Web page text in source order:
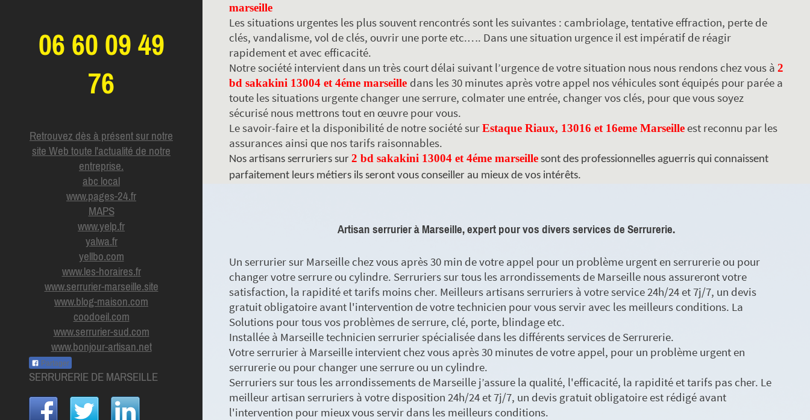
marseille
Les situations urgentes les plus souvent rencontrés sont les suivantes : cambriolage, tentative effraction, perte de
clés, vandalisme, vol de clés, ouvrir une porte etc.…. Dans une situation urgence il est impératif de réagir
rapidement et avec efficacité.
Notre société intervient dans un très court délai suivant l’urgence de votre situation nous nous rendons chez vous à 2
bd sakakini 13004 et 4éme marseille dans les 30 minutes après votre appel nos véhicules sont équipés pour parée a
toute les situations urgente changer une serrure, colmater une entrée, changer vos clés, pour que vous soyez
sécurisé nous mettrons tout en œuvre pour vous.
Le savoir-faire et la disponibilité de notre société surEstaque Riaux, 13016 et 16eme Marseille est reconnu par les
assurances ainsi que nos tarifs raisonnables.
Nos artisans serruriers sur 2 bd sakakini 13004 et 4éme marseille sont des professionnelles aguerris qui connaissent
parfaitement leurs métiers ils seront vous conseiller au mieux de vos intérêts.
Artisan serrurier à Marseille, expert pour vos divers services de Serrurerie.
Un serrurier sur Marseille chez vous après 30 min de votre appel pour un problème urgent en serrurerie ou pour
changer votre serrure ou cylindre. Serruriers sur tous les arrondissements de Marseille nous assureront votre
satisfaction, la rapidité et tarifs moins cher. Meilleurs artisans serruriers à votre service 24h/24 et 7j/7, un devis
gratuit obligatoire avant l'intervention de votre technicien pour vous servir avec les meilleurs conditions. La
Solutions pour tous vos problèmes de serrure, clé, porte, blindage etc.
Installée à Marseille technicien serrurier spécialisée dans les différents services de Serrurerie.
Votre serrurier à Marseille intervient chez vous après 30 minutes de votre appel, pour un problème urgent en
serrurerie ou pour changer une serrure ou un cylindre.
Serruriers sur tous les arrondissements de Marseille j’assure la qualité, l'efficacité, la rapidité et tarifs pas cher. Le
meilleur artisan serruriers à votre disposition 24h/24 et 7j/7, un devis gratuit obligatoire est rédigé avant
l'intervention pour mieux vous servir dans les meilleurs conditions.
06 60 09 49
76
Retrouvez dès à présent sur notre
site Web toute l'actualité de notre
entreprise.
abc local
www.pages-24.fr
MAPS
www.yelp.fr
yalwa.fr
yellbo.com
www.les-horaires.fr
www.serrurier-marseille.site
www.blog-maison.com
coodoeil.com
www.serrurier-sud.com
www.bonjour-artisan.net
Partager
SERRURERIE DE MARSEILLE